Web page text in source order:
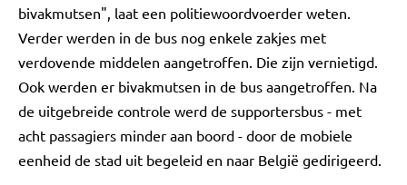
bivakmutsen", laat een politiewoordvoerder weten.
Verder werden in de bus nog enkele zakjes met
verdovende middelen aangetroffen. Die zijn vernietigd.
Ook werden er bivakmutsen in de bus aangetroffen. Na
de uitgebreide controle werd de supportersbus - met
acht passagiers minder aan boord - door de mobiele
eenheid de stad uit begeleid en naar België gedirigeerd.